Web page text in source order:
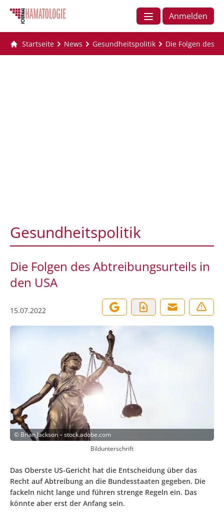
Anmelden
Startseite News Gesundheitspolitik Die Folgen des
Gesundheitspolitik
Die Folgen des Abtreibungsurteils in
den USA
15.07.2022
© Brian Jackson – stock.adobe.com
Bildunterschrift
Das Oberste US-Gericht hat die Entscheidung über das
Recht auf Abtreibung an die Bundesstaaten gegeben. Die
fackeln nicht lange und führen strenge Regeln ein. Das
könnte aber erst der Anfang sein.